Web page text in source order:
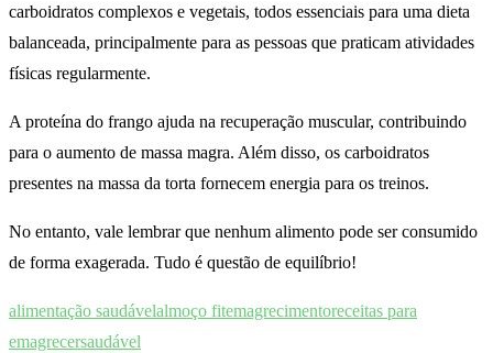
carboidratos complexos e vegetais, todos essenciais para uma dieta
balanceada, principalmente para as pessoas que praticam atividades
físicas regularmente.
A proteína do frango ajuda na recuperação muscular, contribuindo
para o aumento de massa magra. Além disso, os carboidratos
presentes na massa da torta fornecem energia para os treinos.
No entanto, vale lembrar que nenhum alimento pode ser consumido
de forma exagerada. Tudo é questão de equilíbrio!
alimentação saudávelalmoço fitemagrecimentoreceitas para
emagrecersaudável